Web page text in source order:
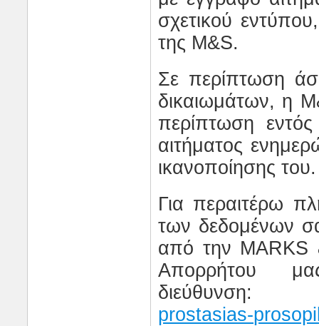
σχετικού
της M&S.
Σε περίπτωση
δικαιωμάτων, η M
περίπτωση
αιτήματος
ικανοποίησης του.
Για περαιτέρω
των δεδομένων
από την MARKS
Απορρήτου
διεύθυνση:
prostasias-